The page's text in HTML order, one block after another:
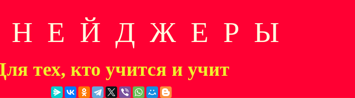
Н Е Й Д Ж Е Р Ы
тех, кто учится и учит